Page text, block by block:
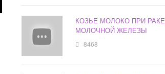
КОЗЬЕ МОЛОКО ПРИ РАКЕ
МОЛОЧНОЙ ЖЕЛЕЗЫ
8468